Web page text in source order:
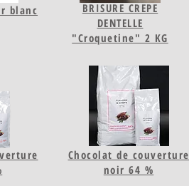
blanc
BRISURE CREPE
DENTELLE
"Croquetine" 2 KG
Chocolat de couverture
noir 64 %